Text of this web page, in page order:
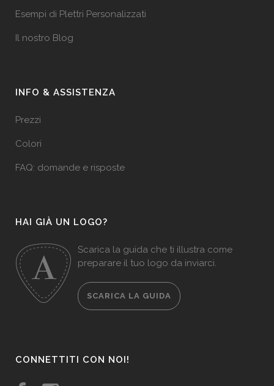
Esempi di Plettri Personalizzati
Il nostro Blog
INFO & ASSISTENZA
Prezzi
Colori
FAQ: domande e risposte
HAI GIÀ UN LOGO?
Scarica la guida che ti illustra come
preparare il tuo logo da inviarci.
SCARICA LA GUIDA
CONNETTITI CON NOI!